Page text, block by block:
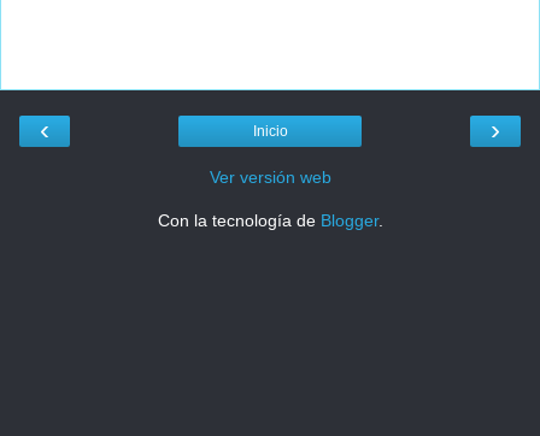
‹ ›
Inicio
Ver versión web
Con la tecnología de Blogger.